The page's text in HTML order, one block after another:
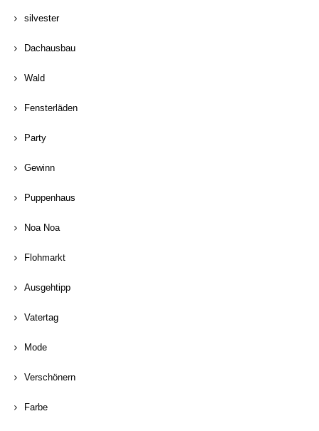
silvester
Dachausbau
Wald
Fensterläden
Party
Gewinn
Puppenhaus
Noa Noa
Flohmarkt
Ausgehtipp
Vatertag
Mode
Verschönern
Farbe